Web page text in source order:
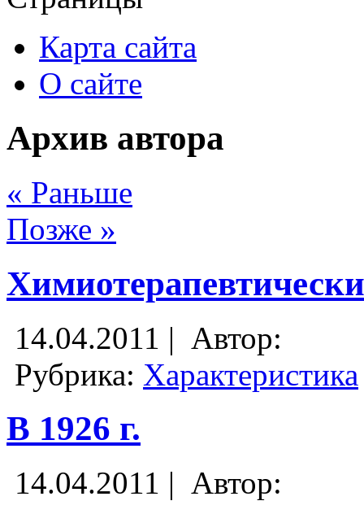
Карта сайта
О сайте
Архив автора
« Раньше
Позже »
14.04.2011 |
Автор:
Рубрика: Характеристика
В 1926 г.
14.04.2011 | Автор: